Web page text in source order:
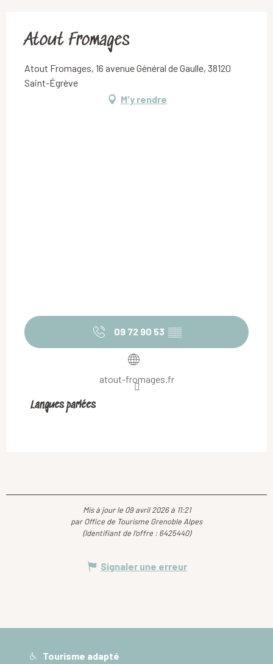
Atout Fromages
Atout Fromages, 16 avenue Général de Gaulle, 38120
Saint-Égrève
M'y rendre
09 72 90 53 ▒▒
atout-fromages.fr
Langues parlées
Langues parlées
Mis à jour le 09 avril 2026 à 11:21
par Office de Tourisme Grenoble Alpes
(Identifiant de l'offre : 6425440)
Signaler une erreur
Tourisme adapté